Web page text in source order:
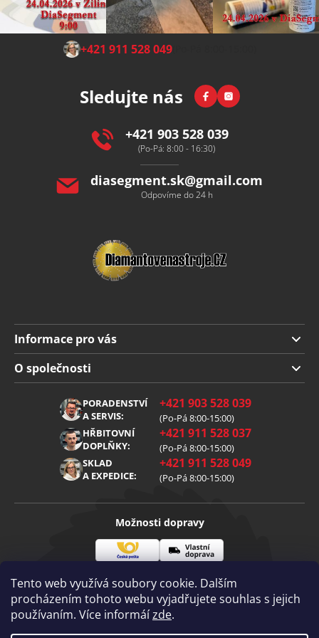
Tento web využívá soubory cookie. Dalším
procházením tohoto webu vyjadřujete souhlas s jejich
používaním. Více informáízde.
j
e
m
Z +421 911 528 049(Po-Pá 8:00-15:00)
Sledujte nás FacebookInstagram
+421 903 528 039
(Po-Pá: 8:00 - 16:30)
diasegment.sk@gmail.com
Odpovíme do 24 h
Informace pro vás
Doprava a platba
Obchodní podmínky
Reklamace
Zpracování osobních údajů
O společnosti
PORADENSTVÍ
A SERVIS:
+421 903 528 039
(Po-Pá 8:00-15:00)
HŘBITOVNÍ
DOPLŇKY:
+421 911 528 037
(Po-Pá 8:00-15:00)
SKLAD
A EXPEDICE:
+421 911 528 049
(Po-Pá 8:00-15:00)
Možnosti dopravy
pošta
doprava
Visa Mastercard